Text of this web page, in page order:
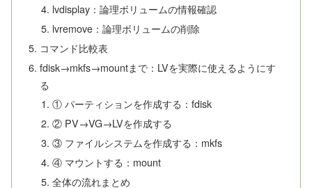
lvdisplay：論理ボリュームの情報確認
lvremove：論理ボリュームの削除
コマンド比較表
fdisk→mkfs→mountまで：LVを実際に使えるようにす
る
① パーティションを作成する：fdisk
② PV→VG→LVを作成する
③ ファイルシステムを作成する：mkfs
④ マウントする：mount
全体の流れまとめ